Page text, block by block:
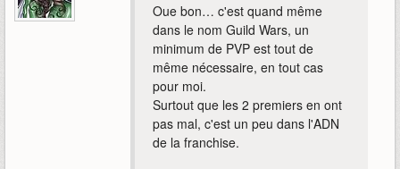
Oue bon… c'est quand même
dans le nom Guild Wars, un
minimum de PVP est tout de
même nécessaire, en tout cas
pour moi.
Surtout que les 2 premiers en ont
pas mal, c'est un peu dans l'ADN
de la franchise.